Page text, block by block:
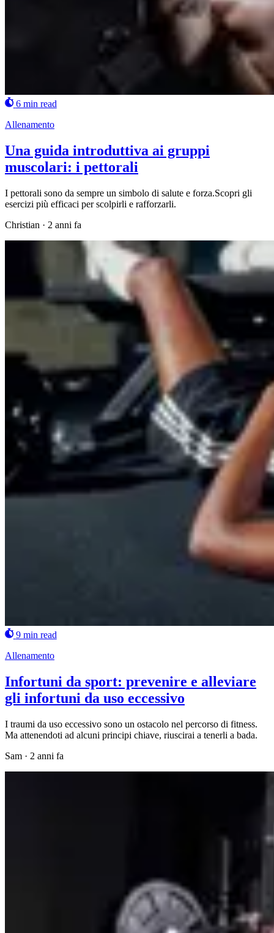
6 min read
Allenamento
Una guida introduttiva ai gruppi
muscolari: i pettorali
I pettorali sono da sempre un simbolo di salute e forza.Scopri gli
esercizi più efficaci per scolpirli e rafforzarli.
Christian · 2 anni fa
9 min read
Allenamento
Infortuni da sport: prevenire e alleviare
gli infortuni da uso eccessivo
I traumi da uso eccessivo sono un ostacolo nel percorso di fitness.
Ma attenendoti ad alcuni principi chiave, riuscirai a tenerli a bada.
Sam · 2 anni fa